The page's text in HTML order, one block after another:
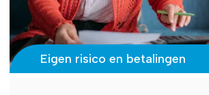
Eigen risico en betalingen